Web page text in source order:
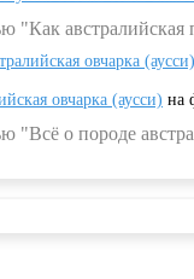
"Как
овчарка (аусси)
овчарка (аусси) на
"Всё о породе